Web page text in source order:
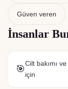
Güven veren
İnsanlar
🎯
Cilt bakımı ve
için